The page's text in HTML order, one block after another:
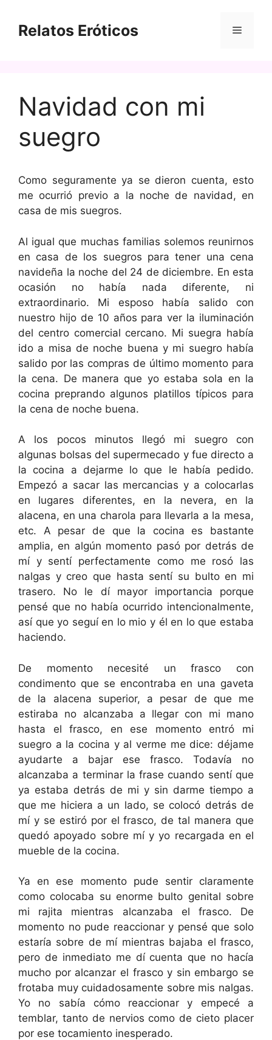
contenido
Relatos Eróticos Menú
Navidad con mi
suegro
Como seguramente ya se dieron cuenta, esto
me ocurrió previo a la noche de navidad, en
casa de mis suegros.
Al igual que muchas familias solemos reunirnos
en casa de los suegros para tener una cena
navideña la noche del 24 de diciembre. En esta
ocasión no había nada diferente, ni
extraordinario. Mi esposo había salido con
nuestro hijo de 10 años para ver la iluminación
del centro comercial cercano. Mi suegra había
ido a misa de noche buena y mi suegro había
salido por las compras de último momento para
la cena. De manera que yo estaba sola en la
cocina preprando algunos platillos típicos para
la cena de noche buena.
A los pocos minutos llegó mi suegro con
algunas bolsas del supermecado y fue directo a
la cocina a dejarme lo que le había pedido.
Empezó a sacar las mercancias y a colocarlas
en lugares diferentes, en la nevera, en la
alacena, en una charola para llevarla a la mesa,
etc. A pesar de que la cocina es bastante
amplia, en algún momento pasó por detrás de
mí y sentí perfectamente como me rosó las
nalgas y creo que hasta sentí su bulto en mi
trasero. No le dí mayor importancia porque
pensé que no había ocurrido intencionalmente,
así que yo seguí en lo mio y él en lo que estaba
haciendo.
De momento necesité un frasco con
condimento que se encontraba en una gaveta
de la alacena superior, a pesar de que me
estiraba no alcanzaba a llegar con mi mano
hasta el frasco, en ese momento entró mi
suegro a la cocina y al verme me dice: déjame
ayudarte a bajar ese frasco. Todavía no
alcanzaba a terminar la frase cuando sentí que
ya estaba detrás de mi y sin darme tiempo a
que me hiciera a un lado, se colocó detrás de
mí y se estiró por el frasco, de tal manera que
quedó apoyado sobre mí y yo recargada en el
mueble de la cocina.
Ya en ese momento pude sentir claramente
como colocaba su enorme bulto genital sobre
mi rajita mientras alcanzaba el frasco. De
momento no pude reaccionar y pensé que solo
estaría sobre de mí mientras bajaba el frasco,
pero de inmediato me dí cuenta que no hacía
mucho por alcanzar el frasco y sin embargo se
frotaba muy cuidadosamente sobre mis nalgas.
Yo no sabía cómo reaccionar y empecé a
temblar, tanto de nervios como de cieto placer
por ese tocamiento inesperado.